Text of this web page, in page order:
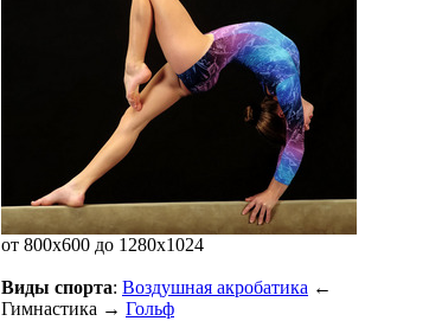
от 800x600 до 1280x1024
Виды спорта: Воздушная акробатика ←
Гимнастика → Гольф